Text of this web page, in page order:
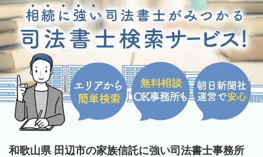
和歌山県 田辺市の家族信託に強い司法書士事務所